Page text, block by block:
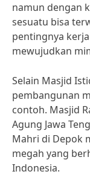
namun dengan
sesuatu bisa
pentingnya
mewujudkan
Selain Masjid
pembangunan
contoh. Masjid
Agung Jawa
Mahri di Depok
megah yang
Indonesia.